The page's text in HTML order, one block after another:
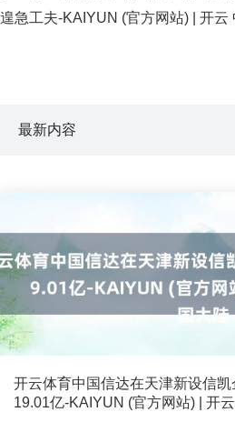
遑急工夫-KAIYUN (官方网站) | 开云
最新内容
开云体育中国信达在天津新设信
19.01亿-KAIYUN (官方网站) | 开